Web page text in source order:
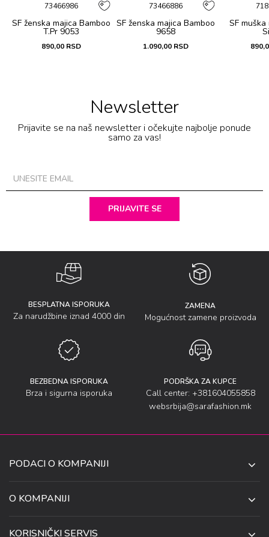
73466986
SF ženska majica Bamboo
T.Pr 9053
890,00 RSD
73466886
SF ženska majica Bamboo
9658
1.090,00 RSD
SF muška
Newsletter
Prijavite se na naš newsletter i očekujte najbolje ponude
samo za vas!
PRIJAVITE SE
BESPLATNA ISPORUKA
Za narudžbine iznad 4000 din
ZAMENA
Mogućnost zamene proizvoda
BEZBEDNA ISPORUKA
Brza i sigurna isporuka
PODRŠKA ZA KUPCE
Call center: +381604055858
websrbija@sarafashion.mk
PODACI O KOMPANIJI
UL. ANETE ANDREJEVIĆ 13
O KOMPANIJI
KORISNIČKI SERVIS